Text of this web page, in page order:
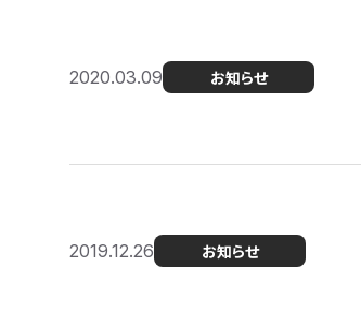
2020.03.09 お知らせ
2019.12.26 お知らせ